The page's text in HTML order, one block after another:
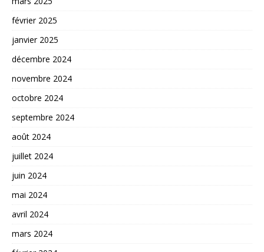
février 2025
janvier 2025
décembre 2024
novembre 2024
octobre 2024
septembre 2024
août 2024
juillet 2024
juin 2024
mai 2024
avril 2024
mars 2024